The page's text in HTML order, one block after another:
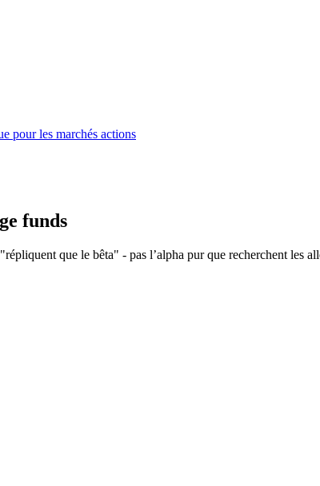
pour les marchés actions
funds
que le bêta" - pas l’alpha pur que recherchent les